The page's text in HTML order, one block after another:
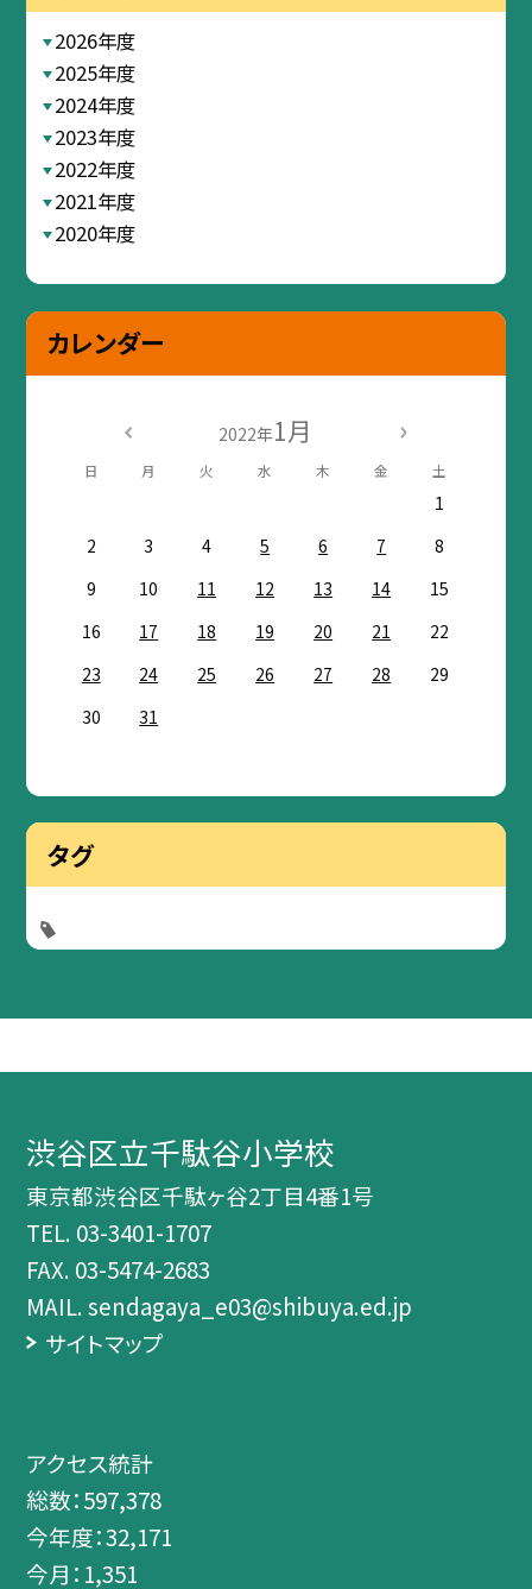
2026年度
2025年度
2024年度
2023年度
2022年度
2021年度
2020年度
カレンダー
2022年1月
日 月 火 水 木 金 土
1
2
3 4 5 6 7
8
9
10 11 12 13 14
15
16
17 18 19 20 21
22
23
24 25 26 27 28
29
30
31
タグ
渋谷区立千駄谷小学校
東京都渋谷区千駄ヶ谷2丁目4番1号
TEL. 03-3401-1707
FAX. 03-5474-2683
MAIL. sendagaya_e03@shibuya.ed.jp
サイトマップ
アクセス統計
総数：597,378
今年度：32,171
今月： 1,351